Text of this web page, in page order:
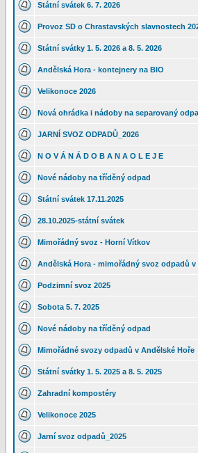
Státní svátek 6. 7. 2026
Provoz SD o Chrastavských slavnostech
Státní svátky 1. 5. 2026 a 8. 5. 2026
Andělská Hora - kontejnery na BIO
Velikonoce 2026
Nová ohrádka i nádoby na separovaný
JARNÍ SVOZ ODPADŮ_2026
N O V Á N Á D O B A N A O L E J E
Nové nádoby na tříděný odpad
Státní svátek 17.11.2025
28.10.2025-státní svátek
Mimořádný svoz - Horní Vítkov
Andělská Hora - mimořádný svoz odpadů v
Podzimní svoz 2025
Sobota 5. 7. 2025
Nové nádoby na tříděný odpad
Mimořádné svozy odpadů v Andělské Hoře
Státní svátky 1. 5. 2025 a 8. 5. 2025
Zahradní kompostéry
Velikonoce 2025
Jarní svoz odpadů_2025